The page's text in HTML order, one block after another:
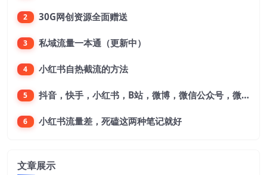
2 30G网创资源全面赠送
3 私域流量一本通（更新中）
4 小红书自热截流的方法
5 抖音，快手，小红书，B站，微博，微信公众号，微信视频号。每一个平台，都是不一样的机会，对应不一样的赚钱思路
6 小红书流量差，死磕这两种笔记就好
文章展示